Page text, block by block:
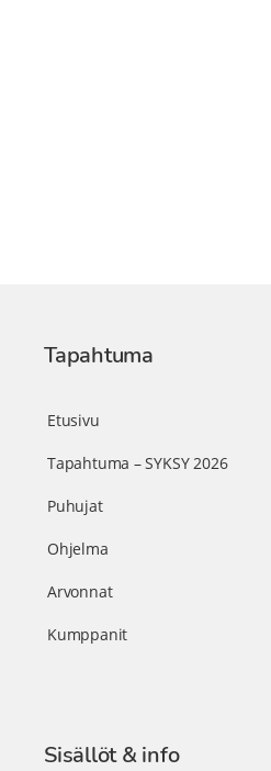
Tapahtuma
Etusivu
Tapahtuma – SYKSY 2026
Puhujat
Ohjelma
Arvonnat
Kumppanit
Sisällöt & info